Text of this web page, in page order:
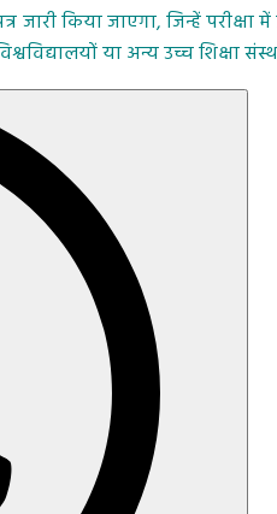
पत्र जारी किया जाएगा,
या अन्य उच्च शिक्षा